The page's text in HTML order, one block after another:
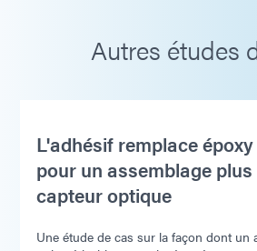
Autres études
L'adhésif remplace
pour un assemblage
capteur optique
Une étude de cas sur la façon dont un